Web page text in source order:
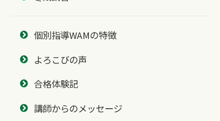
個別指導WAMの特徴
よろこびの声
合格体験記
講師からのメッセージ